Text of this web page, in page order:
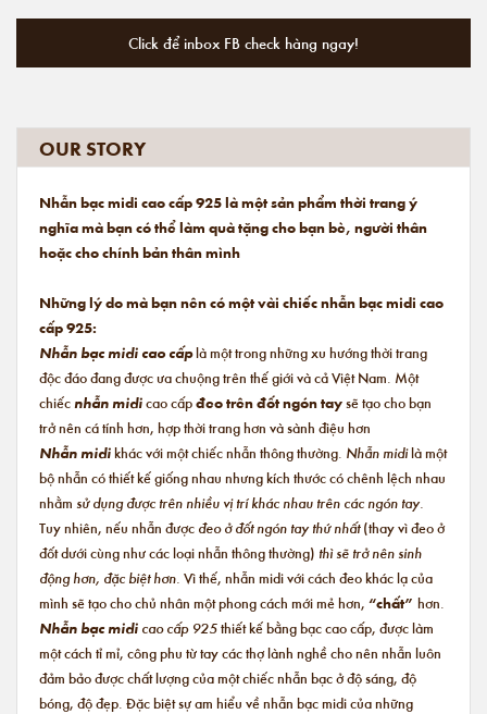
Click để inbox FB check hàng ngay!
OUR STORY
Nhẫn bạc midi cao cấp 925 là một sản phẩm thời trang ý
nghĩa mà bạn có thể làm quà tặng cho bạn bè, người thân
hoặc cho chính bản thân mình
Những lý do mà bạn nên có một vài chiếc nhẫn bạc midi cao
cấp 925:
Nhẫn bạc midi cao cấplà một trong những xu hướng thời trang
độc đáo đang được ưa chuộng trên thế giới và cả Việt Nam. Một
chiếcnhẫn midicao cấpđeo trên đốt ngón taysẽ tạo cho bạn
trở nên cá tính hơn, hợp thời trang hơn và sành điệu hơn
Nhẫn midikhác với một chiếc nhẫn thông thường. Nhẫn midilà một
bộ nhẫn có thiết kế giống nhau nhưng kích thước có chênh lệch nhau
nhằm sử dụng được trên nhiều vị trí khác nhau trên các ngón tay.
Tuy nhiên, nếu nhẫn được đeo ở đốt ngón tay thứ nhất(thay vì đeo ở
đốt dưới cùng như các loại nhẫn thông thường) thì sẽ trở nên sinh
động hơn, đặc biệt hơn. Vì thế, nhẫn midi với cách đeo khác lạ của
mình sẽ tạo cho chủ nhân một phong cách mới mẻ hơn, “chất” hơn.
Nhẫn bạc midi cao cấp 925thiết kế bằng bạc cao cấp, được làm
một cách tỉ mỉ, công phu từ tay các thợ lành nghề cho nên nhẫn luôn
đảm bảo được chất lượng của một chiếc nhẫn bạc ở độ sáng, độ
bóng, độ đẹp. Đặc biệt sự am hiểu về nhẫn bạc midi của những